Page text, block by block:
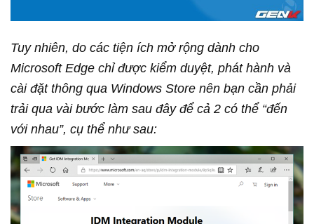
Tuy nhiên, do các tiện ích mở rộng dành cho
Microsoft Edge chỉ được kiểm duyệt, phát hành và
cài đặt thông qua Windows Store nên bạn cần phải
trải qua vài bước làm sau đây để cả 2 có thể “đến
với nhau”, cụ thể như sau: